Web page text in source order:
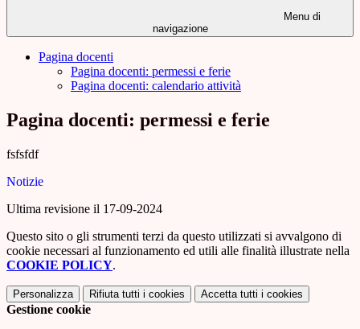
Menu di
navigazione
Pagina docenti
Pagina docenti: permessi e ferie
Pagina docenti: calendario attività
Pagina docenti: permessi e ferie
fsfsfdf
Notizie
Ultima revisione il 17-09-2024
Questo sito o gli strumenti terzi da questo utilizzati si avvalgono di
cookie necessari al funzionamento ed utili alle finalità illustrate nella
COOKIE POLICY.
Personalizza Rifiuta tutti i cookies Accetta tutti i cookies
Gestione cookie